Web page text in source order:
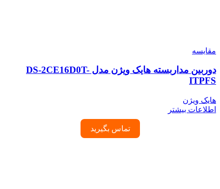
مقایسه
دوربین مداربسته هایک ویژن مدل DS-2CE16D0T-
ITPFS
هایک ویژن
اطلاعات بیشتر
تماس بگیرید